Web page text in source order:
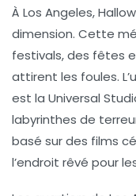
À Los Angeles,
dimension. Cette
festivals, des fêtes
attirent les foules.
est la Universal
labyrinthes de
basé sur des films
l’endroit rêvé pour